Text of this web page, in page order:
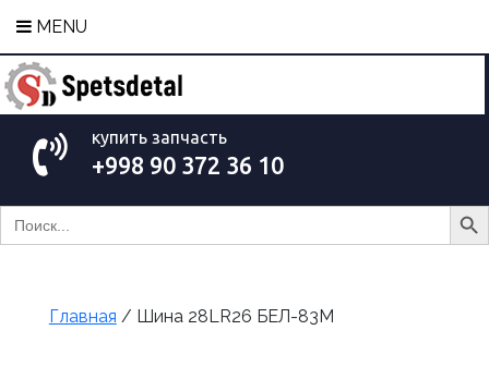
MENU
купить запчасть
+998 90 372 36 10
Search
for:
Search
Главная / Шина 28LR26 БЕЛ-83М